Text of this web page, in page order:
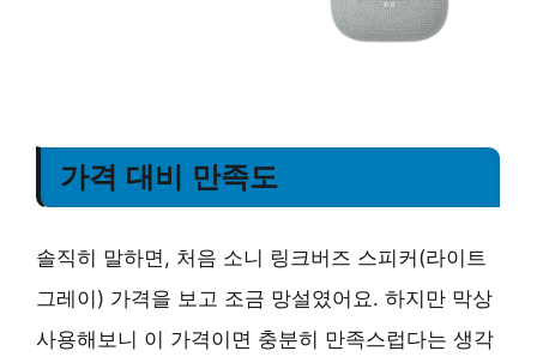
가격 대비 만족도
솔직히 말하면, 처음 소니 링크버즈 스피커(라이트
그레이) 가격을 보고 조금 망설였어요. 하지만 막상
사용해보니 이 가격이면 충분히 만족스럽다는 생각